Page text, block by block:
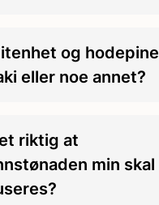
og hodepine
eller noe annet?
riktig at
min skal